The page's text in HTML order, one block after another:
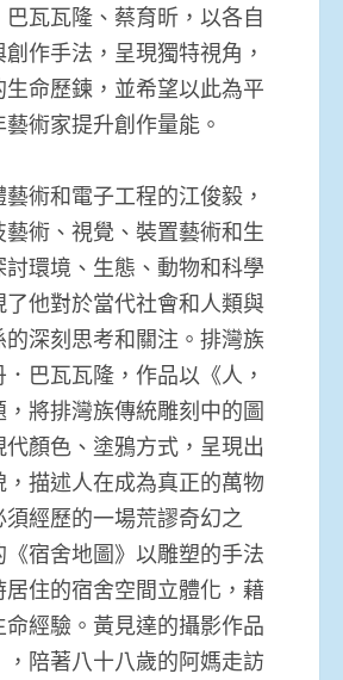
瓦瓦隆、蔡育昕，以各自
作手法，呈現獨特視角，
命歷鍊，並希望以此為平
術家提升創作量能。
和電子工程的江俊毅，
術、視覺、裝置藝術和生
環境、生態、動物和科學
了他對於當代社會和人類與
的深刻思考和關注。排灣族
巴瓦瓦隆，作品以《人，
將排灣族傳統雕刻中的圖
顏色、塗鴉方式，呈現出
，描述人在成為真正的萬物
經歷的一場荒謬奇幻之
宿舍地圖》以雕塑的手法
住的宿舍空間立體化，藉
命經驗。黃見達的攝影作品
，陪著八十八歲的阿媽走訪